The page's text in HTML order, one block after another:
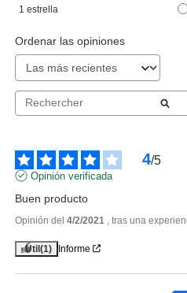
ANNE
1 estrella
Ordenar las opiniones
4/5
Opinión verificada
Buen producto
Opinión del 4/2/2021 , tras una
Útil (1) Informe